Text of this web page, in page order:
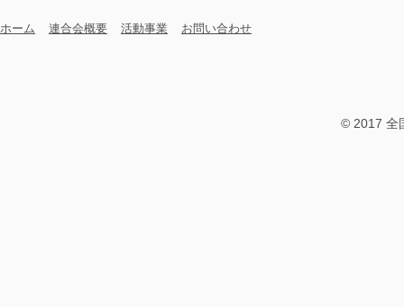
ホーム 連合会概要 活動事業 お問い合わせ
© 2017 全